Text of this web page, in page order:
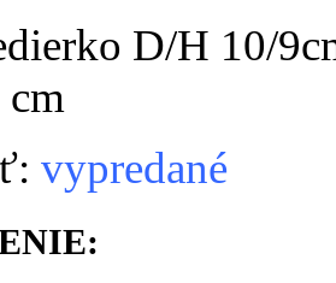
D/H 10/
vypredané